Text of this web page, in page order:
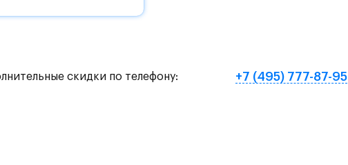
на «Северный обход Одинцово».
скидки по телефону: +7 (495) 777-87-95